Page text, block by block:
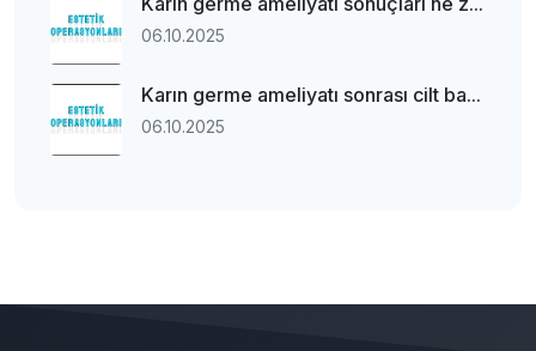
06.10.2025
Karın germe ameliyatı sonrası cilt ba...
06.10.2025